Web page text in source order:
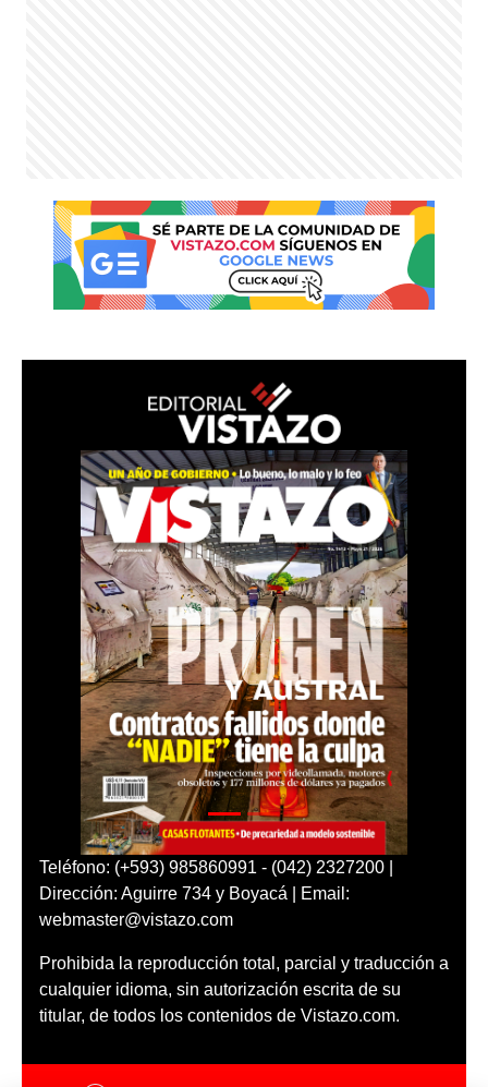
Teléfono: (+593) 985860991 - (042) 2327200 |
Dirección: Aguirre 734 y Boyacá | Email:
webmaster@vistazo.com
Prohibida la reproducción total, parcial y traducción a
cualquier idioma, sin autorización escrita de su
titular, de todos los contenidos de Vistazo.com.